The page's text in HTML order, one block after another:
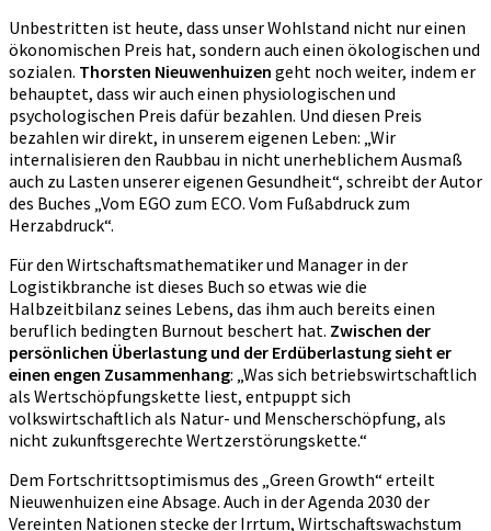
Unbestritten ist heute, dass unser Wohlstand nicht nur einen
ökonomischen Preis hat, sondern auch einen ökologischen und
sozialen. Thorsten Nieuwenhuizen geht noch weiter, indem er
behauptet, dass wir auch einen physiologischen und
psychologischen Preis dafür bezahlen. Und diesen Preis
bezahlen wir direkt, in unserem eigenen Leben: „Wir
internalisieren den Raubbau in nicht unerheblichem Ausmaß
auch zu Lasten unserer eigenen Gesundheit“, schreibt der Autor
des Buches „Vom EGO zum ECO. Vom Fußabdruck zum
Herzabdruck“.
Für den Wirtschaftsmathematiker und Manager in der
Logistikbranche ist dieses Buch so etwas wie die
Halbzeitbilanz seines Lebens, das ihm auch bereits einen
beruflich bedingten Burnout beschert hat. Zwischen der
persönlichen Überlastung und der Erdüberlastung sieht er
einen engen Zusammenhang: „Was sich betriebswirtschaftlich
als Wertschöpfungskette liest, entpuppt sich
volkswirtschaftlich als Natur- und Menscherschöpfung, als
nicht zukunftsgerechte Wertzerstörungskette.“
Dem Fortschrittsoptimismus des „Green Growth“ erteilt
Nieuwenhuizen eine Absage. Auch in der Agenda 2030 der
Vereinten Nationen stecke der Irrtum, Wirtschaftswachstum